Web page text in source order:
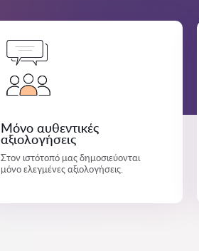
Μόνο αυθεντικές
αξιολογήσεις
Στον ιστότοπό μας δημοσιεύονται
μόνο ελεγμένες αξιολογήσεις.